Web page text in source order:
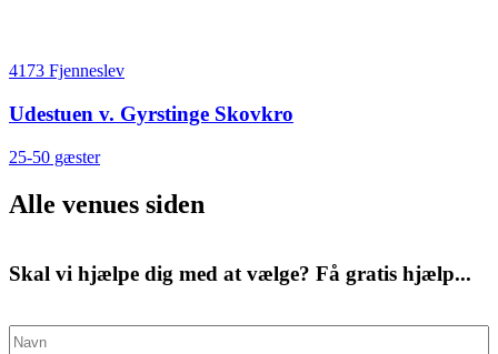
4173 Fjenneslev
Udestuen v. Gyrstinge Skovkro
25-50 gæster
Alle venues siden
Skal vi hjælpe dig med at vælge? Få gratis hjælp...
Navn